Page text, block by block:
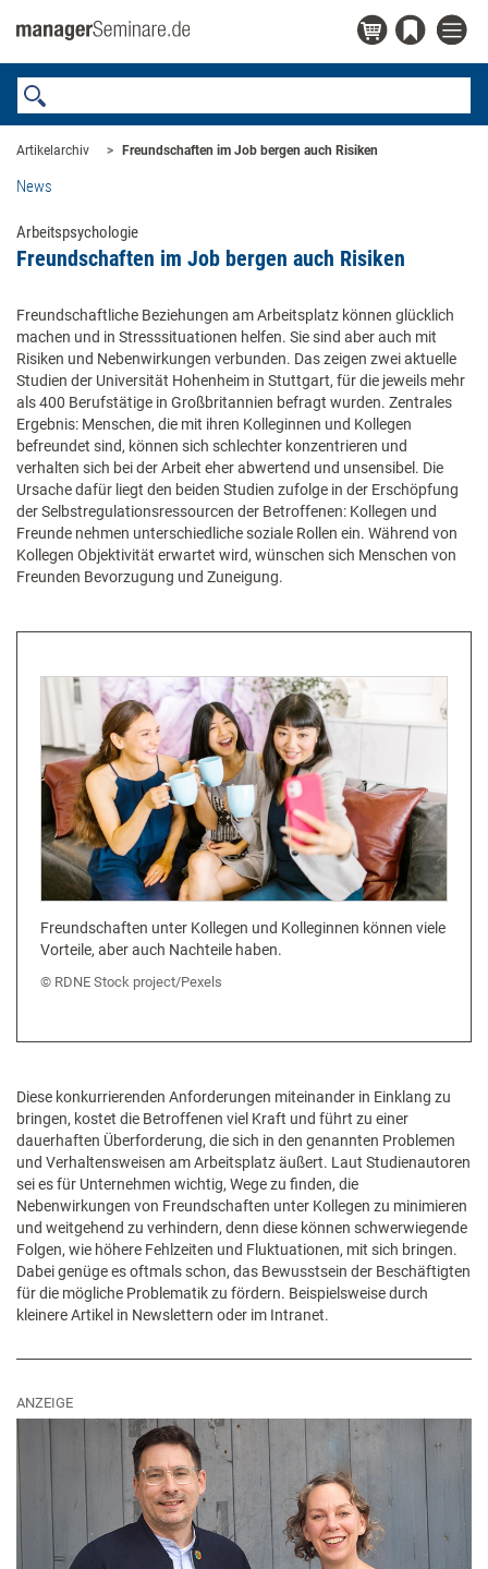
Artikelarchiv Freundschaften im Job bergen auch Risiken
News
Arbeitspsychologie
Freundschaften im Job bergen auch Risiken
Freundschaftliche Beziehungen am Arbeitsplatz können glücklich
machen und in Stresssituationen helfen. Sie sind aber auch mit
Risiken und Nebenwirkungen verbunden. Das zeigen zwei aktuelle
Studien der Universität Hohenheim in Stuttgart, für die jeweils mehr
als 400 Berufstätige in Großbritannien befragt wurden. Zentrales
Ergebnis: Menschen, die mit ihren Kolleginnen und Kollegen
befreundet sind, können sich schlechter konzentrieren und
verhalten sich bei der Arbeit eher abwertend und unsensibel. Die
Ursache dafür liegt den beiden Studien zufolge in der Erschöpfung
der Selbstregulationsressourcen der Betroffenen: Kollegen und
Freunde nehmen unterschiedliche soziale Rollen ein. Während von
Kollegen Objektivität erwartet wird, wünschen sich Menschen von
Freunden Bevorzugung und Zuneigung.
Freundschaften unter Kollegen und Kolleginnen können viele
Vorteile, aber auch Nachteile haben.
RDNE Stock project/Pexels
Diese konkurrierenden Anforderungen miteinander in Einklang zu
bringen, kostet die Betroffenen viel Kraft und führt zu einer
dauerhaften Überforderung, die sich in den genannten Problemen
und Verhaltensweisen am Arbeitsplatz äußert. Laut Studienautoren
sei es für Unternehmen wichtig, Wege zu finden, die
Nebenwirkungen von Freundschaften unter Kollegen zu minimieren
und weitgehend zu verhindern, denn diese können schwerwiegende
Folgen, wie höhere Fehlzeiten und Fluktuationen, mit sich bringen.
Dabei genüge es oftmals schon, das Bewusstsein der Beschäftigten
für die mögliche Problematik zu fördern. Beispielsweise durch
kleinere Artikel in Newslettern oder im Intranet.
ANZEIGE